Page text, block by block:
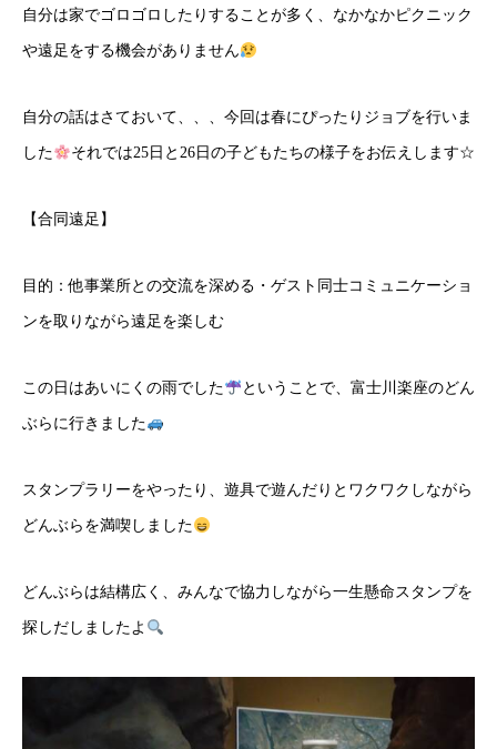
自分は家でゴロゴロしたりすることが多く、なかなかピクニック
や遠足をする機会がありません
自分の話はさておいて、、、今回は春にぴったりジョブを行いま
した それでは25日と26日の子どもたちの様子をお伝えします☆
【合同遠足】
目的：他事業所との交流を深める・ゲスト同士コミュニケーショ
ンを取りながら遠足を楽しむ
この日はあいにくの雨でした ということで、富士川楽座のどん
ぶらに行きました
スタンプラリーをやったり、遊具で遊んだりとワクワクしながら
どんぶらを満喫しました
どんぶらは結構広く、みんなで協力しながら一生懸命スタンプを
探しだしましたよ